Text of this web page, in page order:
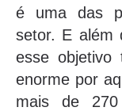
é uma das
setor. E além
esse objetivo
enorme por
mais de 270